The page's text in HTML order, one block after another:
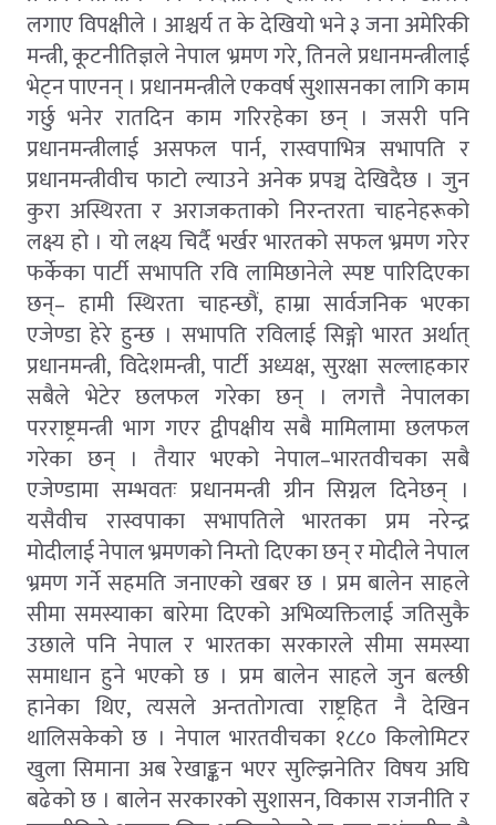
लगाए विपक्षीले । आश्चर्य त के देखियो भने ३ जना अमेरिकी
मन्त्री, कूटनीतिज्ञले नेपाल भ्रमण गरे, तिनले प्रधानमन्त्रीलाई
भेट्न पाएनन् । प्रधानमन्त्रीले एकवर्ष सुशासनका लागि काम
गर्छु भनेर रातदिन काम गरिरहेका छन् । जसरी पनि
प्रधानमन्त्रीलाई असफल पार्न, रास्वपाभित्र सभापति र
प्रधानमन्त्रीवीच फाटो ल्याउने अनेक प्रपञ्च देखिदैछ । जुन
कुरा अस्थिरता र अराजकताको निरन्तरता चाहनेहरूको
लक्ष्य हो । यो लक्ष्य चिर्दै भर्खर भारतको सफल भ्रमण गरेर
फर्केका पार्टी सभापति रवि लामिछानेले स्पष्ट पारिदिएका
छन्– हामी स्थिरता चाहन्छौं, हाम्रा सार्वजनिक भएका
एजेण्डा हेरे हुन्छ । सभापति रविलाई सिङ्गो भारत अर्थात्
प्रधानमन्त्री, विदेशमन्त्री, पार्टी अध्यक्ष, सुरक्षा सल्लाहकार
सबैले भेटेर छलफल गरेका छन् । लगत्तै नेपालका
परराष्ट्रमन्त्री भाग गएर द्वीपक्षीय सबै मामिलामा छलफल
गरेका छन् । तैयार भएको नेपाल–भारतवीचका सबै
एजेण्डामा सम्भवतः प्रधानमन्त्री ग्रीन सिग्नल दिनेछन् ।
यसैवीच रास्वपाका सभापतिले भारतका प्रम नरेन्द्र
मोदीलाई नेपाल भ्रमणको निम्तो दिएका छन् र मोदीले नेपाल
भ्रमण गर्ने सहमति जनाएको खबर छ । प्रम बालेन साहले
सीमा समस्याका बारेमा दिएको अभिव्यक्तिलाई जतिसुकै
उछाले पनि नेपाल र भारतका सरकारले सीमा समस्या
समाधान हुने भएको छ । प्रम बालेन साहले जुन बल्छी
हानेका थिए, त्यसले अन्ततोगत्वा राष्ट्रहित नै देखिन
थालिसकेको छ । नेपाल भारतवीचका १८८० किलोमिटर
खुला सिमाना अब रेखाङ्कन भएर सुल्झिनेतिर विषय अघि
बढेको छ । बालेन सरकारको सुशासन, विकास राजनीति र